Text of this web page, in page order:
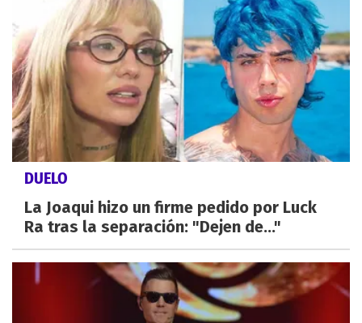
DUELO
La Joaqui hizo un firme pedido por Luck
Ra tras la separación: "Dejen de..."